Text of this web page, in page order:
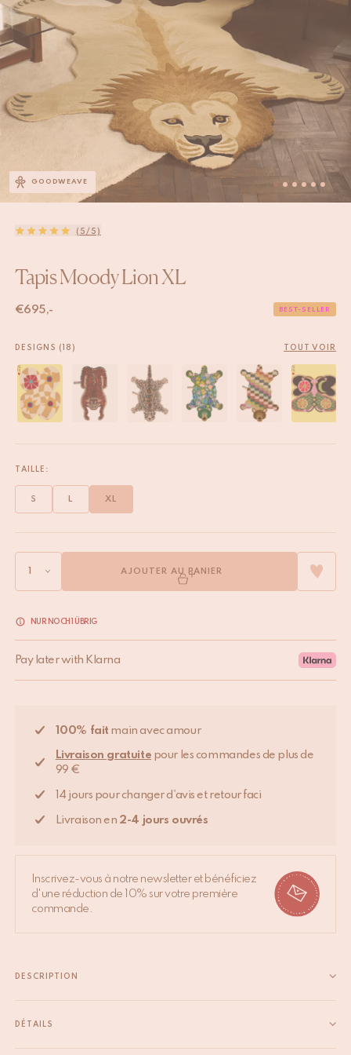
GOODWEAVE
(5/5)
Tapis Moody Lion XL
€695,- BEST-SELLER
DESIGNS (18) TOUT VOIR
TAILLE:
XL
L
S
AJOUTER AU PANIER
NUR NOCH 1 ÜBRIG
Pay later with Klarna
100% fait main avec amour
Livraison gratuite pour les commandes de plus de
99 €
14 jours pour changer d'avis et retour faci
Livraison en 2-4 jours ouvrés
Inscrivez-vous à notre newsletter et bénéficiez
d'une réduction de 10% sur votre première
commande.
DESCRIPTION
savane africaine. Une addition précieuse à notre collection de
DÉTAILS